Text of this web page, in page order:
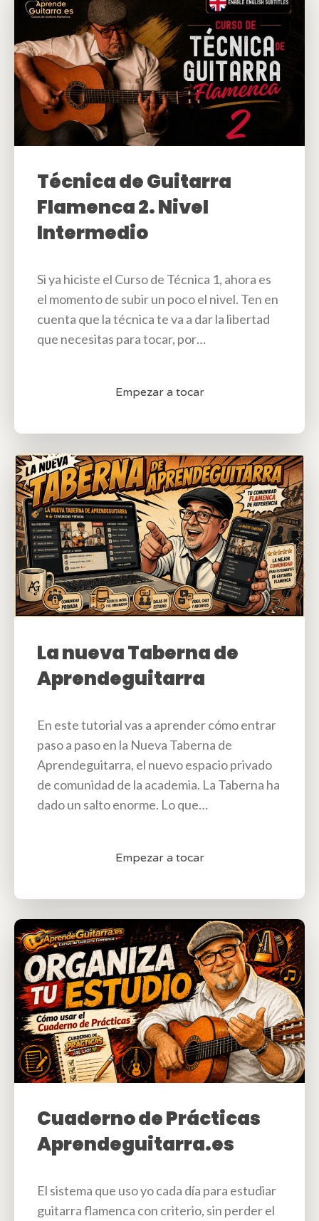
Técnica de Guitarra
Flamenca 2. Nivel
Intermedio
Si ya hiciste el Curso de Técnica 1, ahora es
el momento de subir un poco el nivel. Ten en
cuenta que la técnica te va a dar la libertad
que necesitas para tocar, por…
Empezar a tocar
La nueva Taberna de
Aprendeguitarra
En este tutorial vas a aprender cómo entrar
paso a paso en la Nueva Taberna de
Aprendeguitarra, el nuevo espacio privado
de comunidad de la academia. La Taberna ha
dado un salto enorme. Lo que…
Empezar a tocar
Cuaderno de Prácticas
Aprendeguitarra.es
El sistema que uso yo cada día para estudiar
guitarra flamenca con criterio, sin perder el